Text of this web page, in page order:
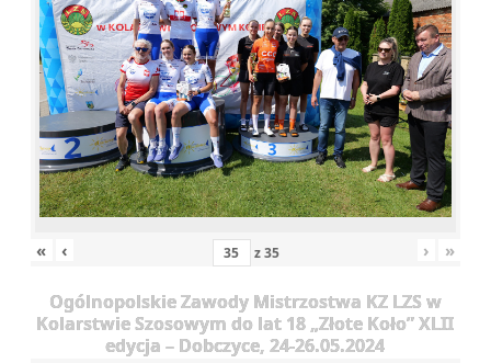
« ‹ z35 › »
Ogólnopolskie Zawody Mistrzostwa KZ LZS w
Kolarstwie Szosowym do lat 18 „Złote Koło” XLII
edycja – Dobczyce, 24-26.05.2024